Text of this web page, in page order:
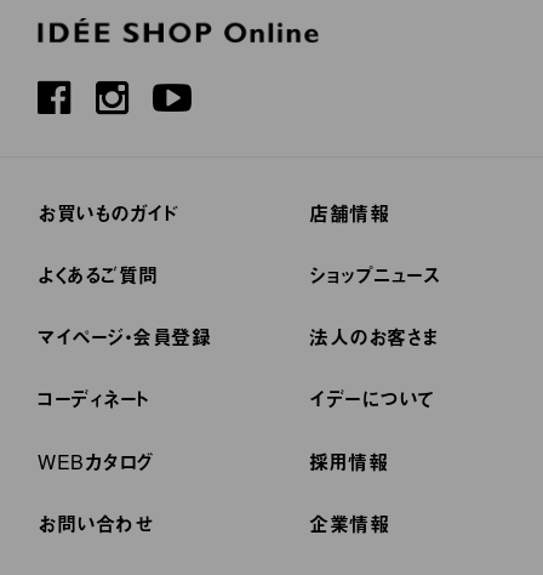
お買いものガイド
よくあるご質問
マイページ・会員登録
コーディネート
WEBカタログ
お問い合わせ
店舗情報
ショップニュース
法人のお客さま
イデーについて
採用情報
企業情報